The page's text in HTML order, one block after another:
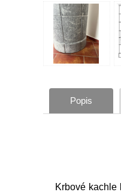
Popis
Krbové kachle